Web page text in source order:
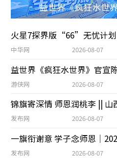
益世界《疯狂水世
火星7探界版“66”无忧计划
中华网 2026-08-07
益世界《疯狂水世界》官宣
游侠网 2026-08-07
锦旗寄深情 师恩润桃李 || 山
发布网 2026-08-07
一旗衔谢意 学子念师恩｜
发布网 2026-08-07